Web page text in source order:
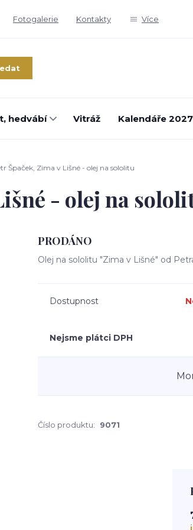
Fotogalerie Kontakty Více
hedvábí Vitráž Kalendáře 2027
Špaček, Zima v Lišné - olej na sololitu
- olej na
PRODÁNO
Olej na sololitu "Zima v Lišné" od
Dostupnost
Nejsme plátci DPH
Číslo produktu: 9071